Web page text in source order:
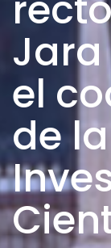
Jara
el
de la